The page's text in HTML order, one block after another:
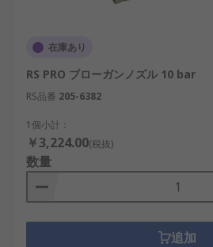
メーカー指定の空気圧での使用に
保証
弊社のブローガンアクセサリはす
材で製造されており、長いサービ
ています。
在庫あり
RS PRO ブローガンノズル 10 bar
RS品番 205-6382
1個小計：
￥3,224.00(税抜)
数量
追加